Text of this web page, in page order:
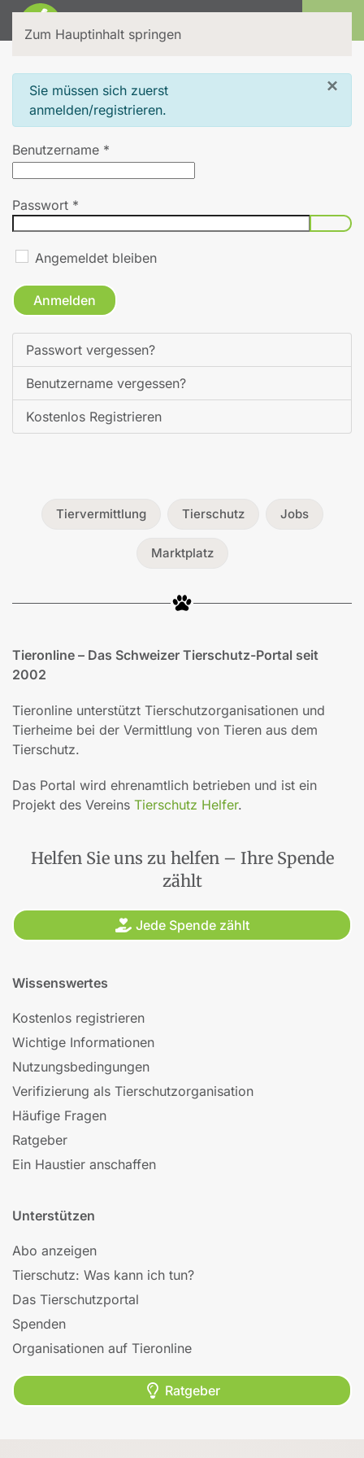
Zum Hauptinhalt springen
×
info
Sie müssen sich zuerst
anmelden/registrieren.
Benutzername *
Passwort *
Angemeldet bleiben
Anmelden
Passwort vergessen?
Benutzername vergessen?
Kostenlos Registrieren
Tiervermittlung Tierschutz Jobs
Marktplatz
Tieronline – Das Schweizer Tierschutz-Portal seit
2002
Tieronline unterstützt Tierschutzorganisationen und
Tierheime bei der Vermittlung von Tieren aus dem
Tierschutz.
Das Portal wird ehrenamtlich betrieben und ist ein
Projekt des Vereins Tierschutz Helfer.
Helfen Sie uns zu helfen – Ihre Spende
zählt
Jede Spende zählt
Wissenswertes
Kostenlos registrieren
Wichtige Informationen
Nutzungsbedingungen
Verifizierung als Tierschutzorganisation
Häufige Fragen
Ratgeber
Ein Haustier anschaffen
Unterstützen
Abo anzeigen
Tierschutz: Was kann ich tun?
Das Tierschutzportal
Spenden
Organisationen auf Tieronline
Ratgeber